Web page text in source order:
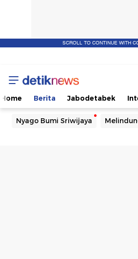
SCROLL TO CONTINUE WITH
Home Berita Jabodetabek
Nyago Bumi Sriwijaya